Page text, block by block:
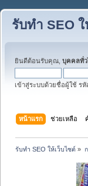
รับทำ SEO
ยินดีต้อนรับคุณ, บุคคลทั่ว
เข้าสู่ระบบด้วยชื่อผู้ใช้ ร
หน้าแรก ช่วยเหลือ
รับทำ SEO ให้เว็บไซต์ »